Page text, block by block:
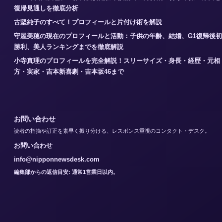
復帰見通しを徹底分析
古堅純子のすべて！プロフィールと片付け術を解説
守屋美穂の現在のプロフィールと活動：子供の年齢、結婚、G1復帰後初
勝利、美人ランキングまでを徹底解説
小寺真理のプロフィールを完全解説！スリーサイズ・身長・経歴・元相
方・実家・吉本新喜劇・吉本坂46まで
お問い合わせ
読者の指摘や訂正を素早く振り分ける、レスポンス重視のコンタクト・デスク。
お問い合わせ
info@nipponnewsdesk.com
編集部からの返信目安: 通常1営業日以内。